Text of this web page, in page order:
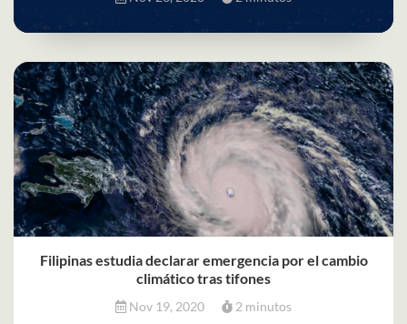
Filipinas estudia declarar emergencia por el cambio
climático tras tifones
Nov 19, 2020 2 minutos